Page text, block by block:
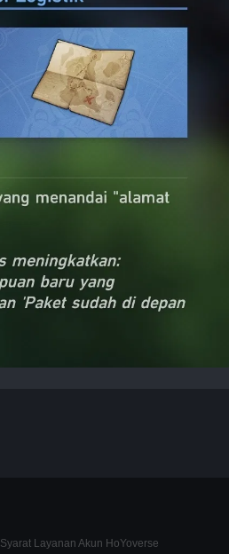
Syarat Layanan Akun HoYoverse